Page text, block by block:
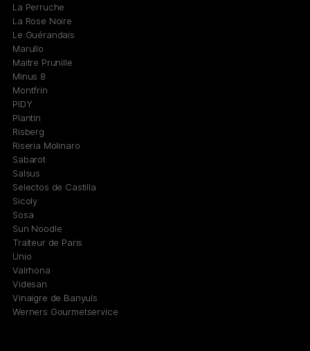
La Perruche
La Rose Noire
Le Guérandais
Marullo
Maitre Prunille
Minus 8
Montfrin
PIDY
Plantin
Risberg
Riseria Molinaro
Sabarot
Salsus
Selectos de Castilla
Sicoly
Sosa
Sun Noodle
Traiteur de Paris
Unio
Valrhona
Videsan
Vinaigre de Banyuls
Werners Gourmetservice